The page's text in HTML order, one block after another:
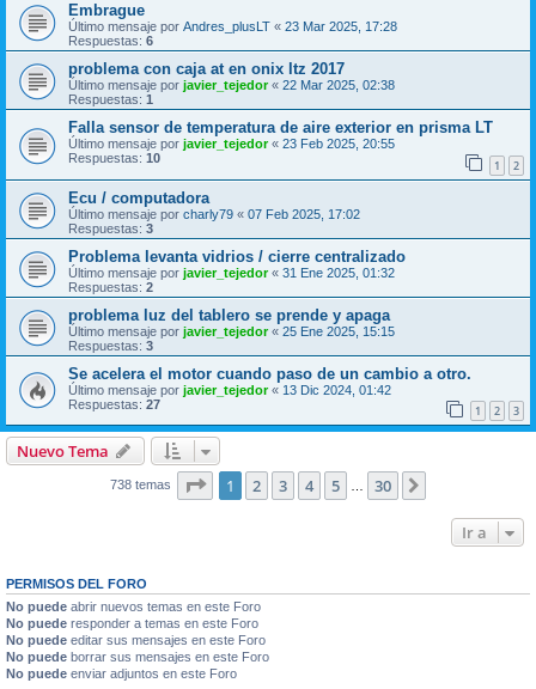
Embrague
Último mensaje por Andres_plusLT « 23 Mar 2025, 17:28
Respuestas: 6
problema con caja at en onix ltz 2017
Último mensaje por javier_tejedor« 22 Mar 2025, 02:38
Respuestas: 1
Falla sensor de temperatura de aire exterior en prisma LT
Último mensaje por javier_tejedor« 23 Feb 2025, 20:55
Respuestas: 10 1 2
Ecu / computadora
Último mensaje por charly79 « 07 Feb 2025, 17:02
Respuestas: 3
Problema levanta vidrios / cierre centralizado
Último mensaje por javier_tejedor« 31 Ene 2025, 01:32
Respuestas: 2
problema luz del tablero se prende y apaga
Último mensaje por javier_tejedor« 25 Ene 2025, 15:15
Respuestas: 3
Se acelera el motor cuando paso de un cambio a otro.
Último mensaje por javier_tejedor« 13 Dic 2024, 01:42
Respuestas: 27 1 2 3
Nuevo Tema
738 temas Página de 30
1 2 3 4 5 30
Ir a
PERMISOS DEL FORO
No puede abrir nuevos temas en este Foro
No puede responder a temas en este Foro
No puede editar sus mensajes en este Foro
No puede borrar sus mensajes en este Foro
No puede enviar adjuntos en este Foro